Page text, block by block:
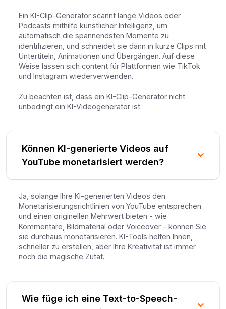
Ein KI-Clip-Generator scannt lange Videos oder
Podcasts mithilfe künstlicher Intelligenz, um
automatisch die spannendsten Momente zu
identifizieren, und schneidet sie dann in kurze Clips mit
Untertiteln, Animationen und Übergängen. Auf diese
Weise lassen sich content für Plattformen wie TikTok
und Instagram wiederverwenden.
Zu beachten ist, dass ein KI-Clip-Generator nicht
unbedingt ein KI-Videogenerator ist.
Können KI-generierte Videos auf
YouTube monetarisiert werden?
Ja, solange Ihre KI-generierten Videos den
Monetarisierungsrichtlinien von YouTube entsprechen
und einen originellen Mehrwert bieten - wie
Kommentare, Bildmaterial oder Voiceover - können Sie
sie durchaus monetarisieren. KI-Tools helfen Ihnen,
schneller zu erstellen, aber Ihre Kreativität ist immer
noch die magische Zutat.
Wie füge ich eine Text-to-Speech-